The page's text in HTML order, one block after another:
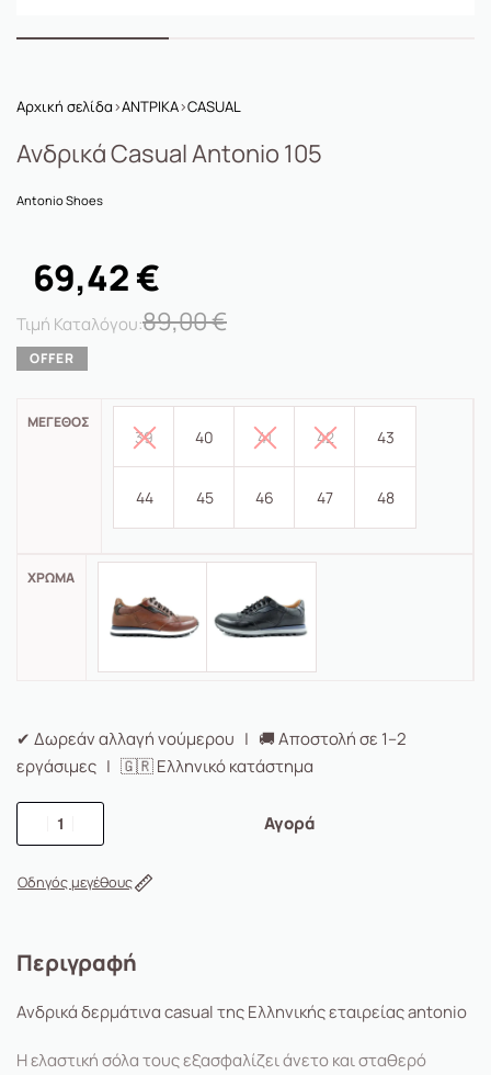
Αρχική σελίδα›ΑΝΤΡΙΚΑ›CASUAL
Ανδρικά Casual Antonio 105
Antonio Shoes
89,00€
69,42€
ΜΈΓΕΘΟΣ
39 40 41 42 43
44 45 46 47 48
ΧΡΏΜΑ
✔ Δωρεάν αλλαγή νούμερου | 🚚 Αποστολή σε 1–2
εργάσιμες | 🇬🇷 Ελληνικό κατάστημα
Αγορά
Οδηγός μεγέθους
Περιγραφή
Ανδρικά δερμάτινα casual της Ελληνικής εταιρείας antonio
Η ελαστική σόλα τους εξασφαλίζει άνετο και σταθερό